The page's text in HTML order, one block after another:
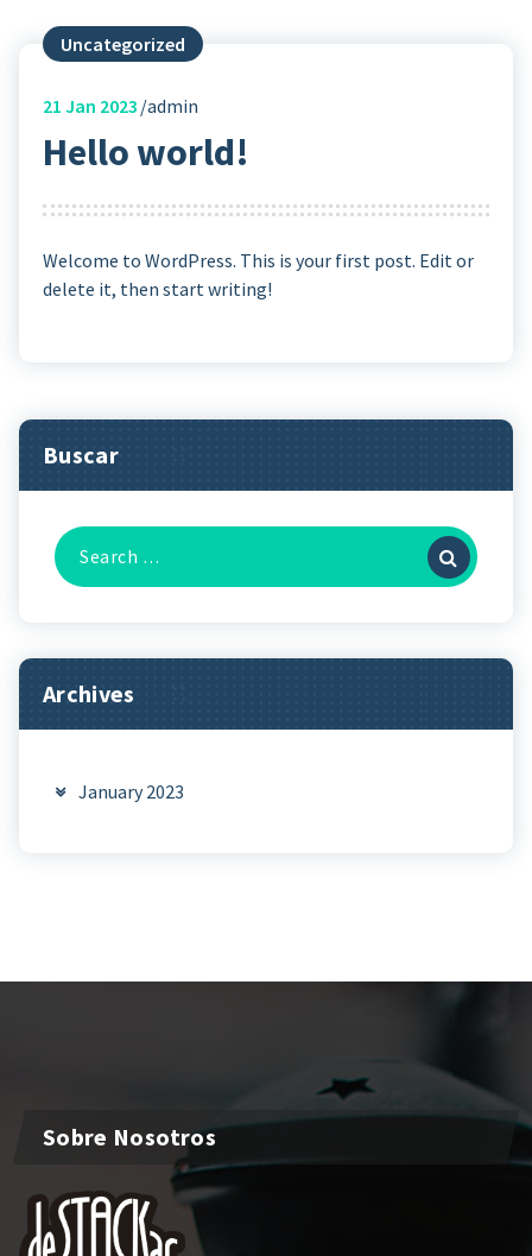
Uncategorized
21 Jan 2023 admin
Hello world!
Welcome to WordPress. This is your first post. Edit or
delete it, then start writing!
Buscar
Search
for:
Archives
January 2023
Sobre Nosotros